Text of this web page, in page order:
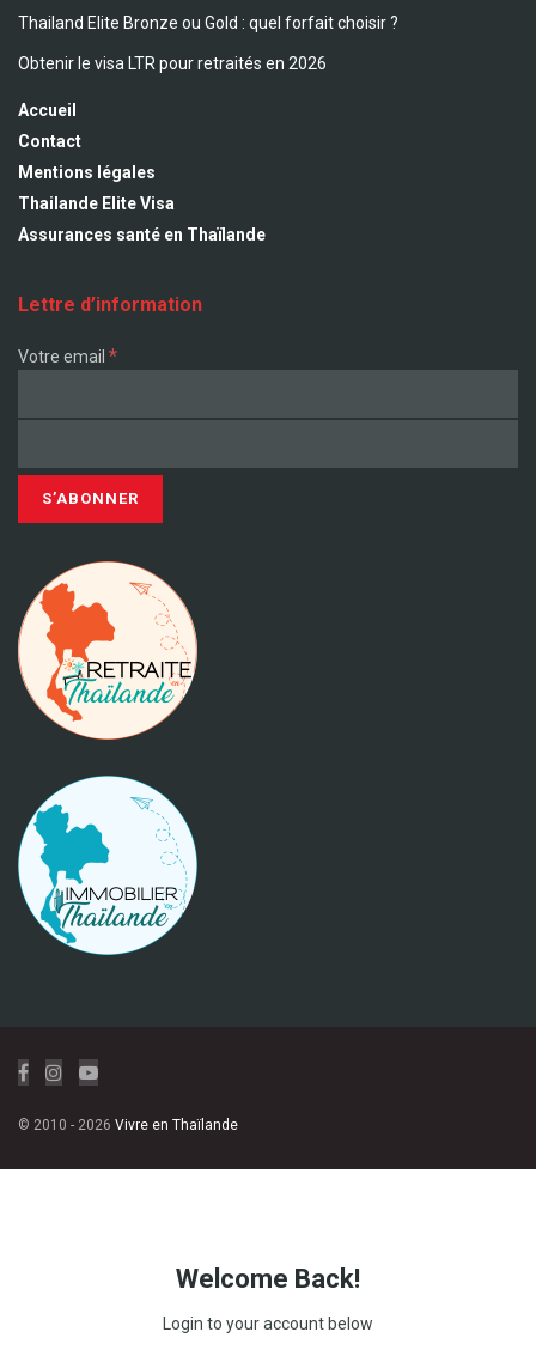
Thailand Elite Bronze ou Gold : quel forfait choisir ?
Obtenir le visa LTR pour retraités en 2026
Accueil
Contact
Mentions légales
Thailande Elite Visa
Assurances santé en Thaïlande
Lettre d’information
Votre email *
© 2010 - 2026 Vivre en Thaïlande
Welcome Back!
Login to your account below